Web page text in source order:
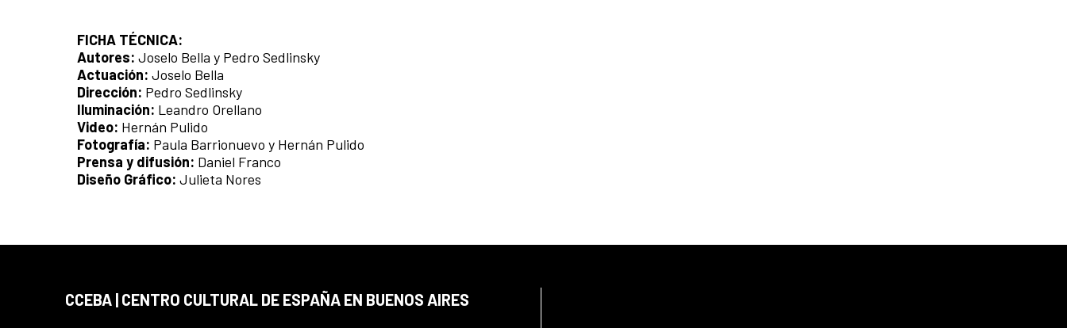
FICHA TÉCNICA:
Autores: Joselo Bella y Pedro Sedlinsky
Actuación: Joselo Bella
Dirección: Pedro Sedlinsky
Iluminación: Leandro Orellano
Video: Hernán Pulido
Fotografía: Paula Barrionuevo y Hernán Pulido
Prensa y difusión: Daniel Franco
Diseño Gráfico: Julieta Nores
CCEBA | CENTRO CULTURAL DE ESPAÑA EN BUENOS AIRES